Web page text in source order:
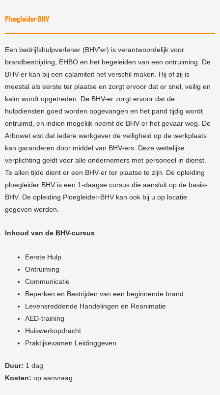
Ploegleider-BHV
Een bedrijfshulpverlener (BHV’er) is verantwoordelijk voor
brandbestrijding, EHBO en het begeleiden van een ontruiming. De
BHV-er kan bij een calamiteit het verschil maken. Hij of zij is
meestal als eerste ter plaatse en zorgt ervoor dat er snel, veilig en
kalm wordt opgetreden. De BHV-er zorgt ervoor dat de
hulpdiensten goed worden opgevangen en het pand tijdig wordt
ontruimd, en indien mogelijk neemt de BHV-er het gevaar weg. De
Arbowet eist dat iedere werkgever de veiligheid op de werkplaats
kan garanderen door middel van BHV-ers. Deze wettelijke
verplichting geldt voor alle ondernemers met personeel in dienst.
Te allen tijde dient er een BHV-er ter plaatse te zijn. De opleiding
ploegleider BHV is een 1-daagse cursus die aansluit op de basis-
BHV. De opleiding Ploegleider-BHV kan ook bij u op locatie
gegeven worden.
Inhoud van de BHV-cursus
Eerste Hulp
Ontruiming
Communicatie
Beperken en Bestrijden van een beginnende brand
Levensreddende Handelingen en Reanimatie
AED-training
Huiswerkopdracht
Praktijkexamen Leidinggeven
Duur: 1 dag
Kosten: op aanvraag